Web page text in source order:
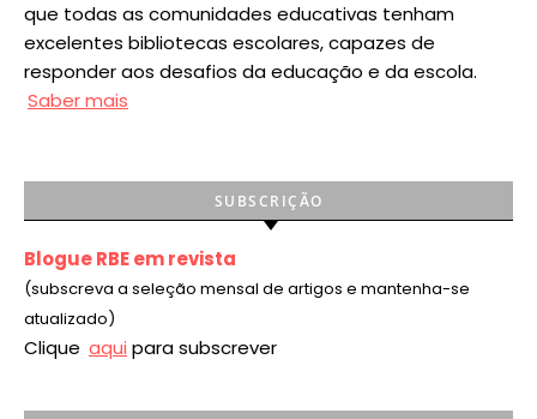
que todas as comunidades educativas tenham
excelentes bibliotecas escolares, capazes de
responder aos desafios da educação e da escola.
Saber mais
SUBSCRIÇÃO
Blogue RBE em revista
(subscreva a seleção mensal de artigos e mantenha-se
atualizado)
Clique aqui para subscrever